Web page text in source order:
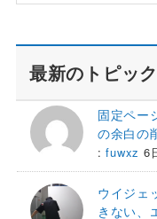
最新のトピック
固定ペー
の余白の
:fuwxz 6
ウイジェ
きない、